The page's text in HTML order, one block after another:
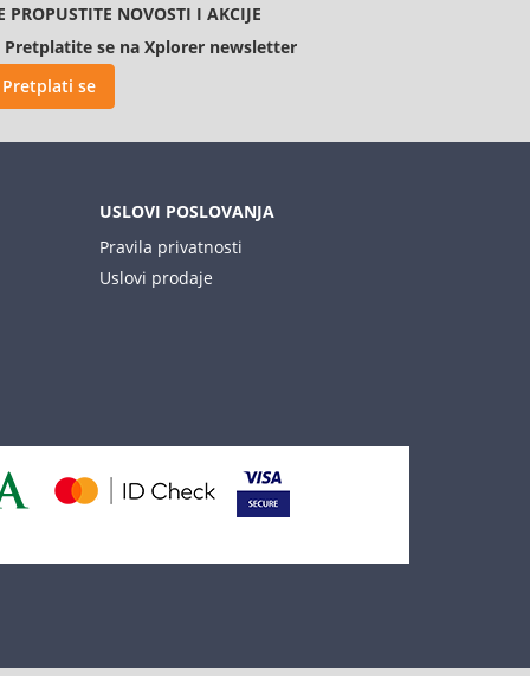
i
PROPUSTITE NOVOSTI I AKCIJE
Pretplatite se na Xplorer newsletter
Pretplati se
USLOVI POSLOVANJA
Pravila privatnosti
Uslovi prodaje